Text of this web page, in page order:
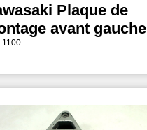
Plaque de
avant gauche
1100